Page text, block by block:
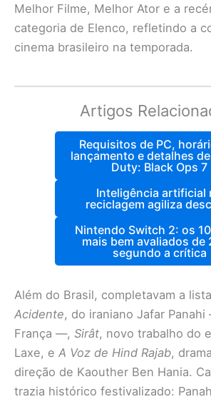
Melhor Filme, Melhor Ator e a
categoria de Elenco, refletindo a
cinema brasileiro na temporada.
Artigos
Requisitos de PC,
lançamento e detalhes
Duty: Black Ops 7
Inteligência artificial
reciclagem agiliza
Nintendo Switch 2: os
mais bem avaliados de
segundo a crítica
Além do Brasil, completavam a lista
Acidente, do iraniano Jafar
França —, Sirât, novo trabalho do
Laxe, e A Voz de Hind Rajab,
direção de Kaouther Ben Hania.
trazia histórico festivalizado: